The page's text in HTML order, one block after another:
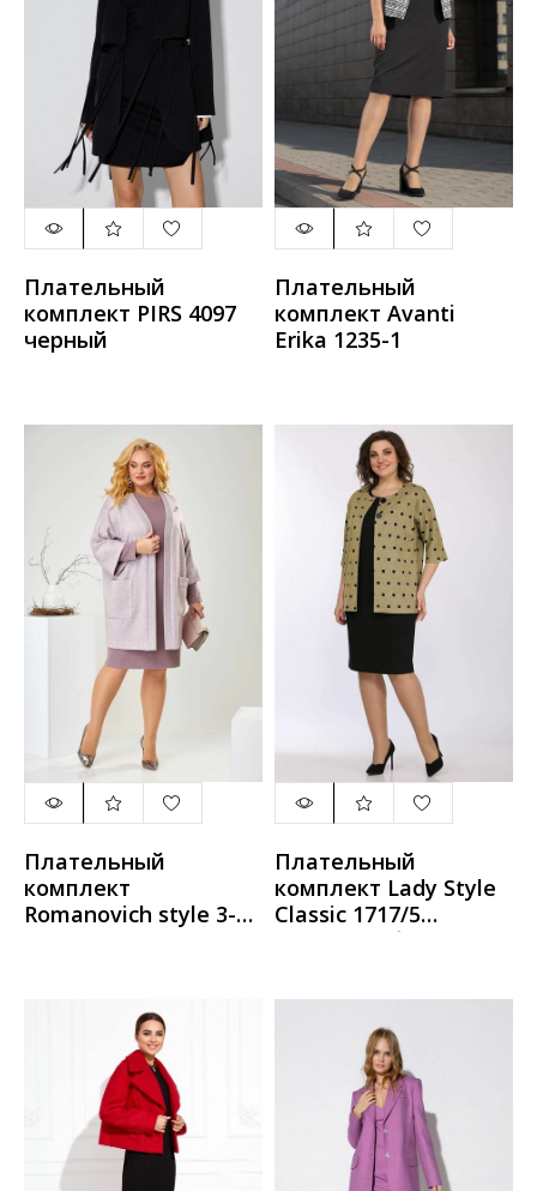
Плательный
комплект PIRS 4097
черный
Плательный
комплект Avanti
Erika 1235-1
Плательный
комплект
Romanovich style 3-
Плательный
комплект Lady Style
Classic 1717/5
черный_с_бежевым